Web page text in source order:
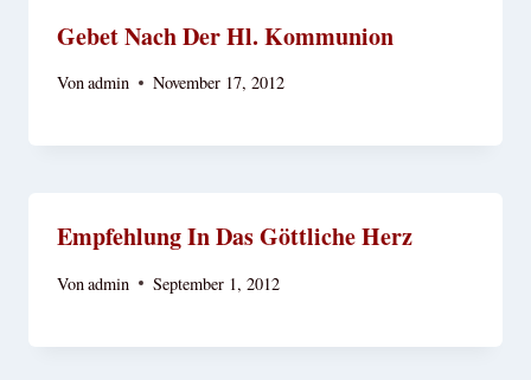
Gebet Nach Der Hl. Kommunion
Vonadmin November 17, 2012
Empfehlung In Das Göttliche Herz
Vonadmin September 1, 2012